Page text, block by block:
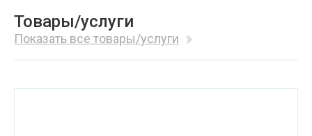
Товары/услуги
Показать все товары/услуги